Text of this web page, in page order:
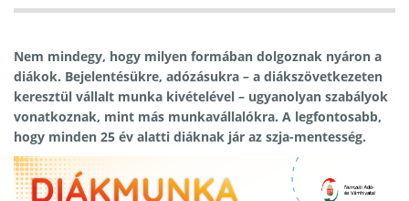
Nem mindegy, hogy milyen formában dolgoznak nyáron a
diákok. Bejelentésükre, adózásukra – a diákszövetkezeten
keresztül vállalt munka kivételével – ugyanolyan szabályok
vonatkoznak, mint más munkavállalókra. A legfontosabb,
hogy minden 25 év alatti diáknak jár az szja-mentesség.